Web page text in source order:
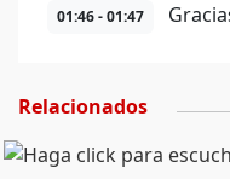
01:46 - 01:47
Relacionados